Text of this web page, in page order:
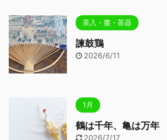
茶入・棗・茶器
諫鼓鶏
2026/6/11
1月
鶴は千年、亀は万年
2026/7/17